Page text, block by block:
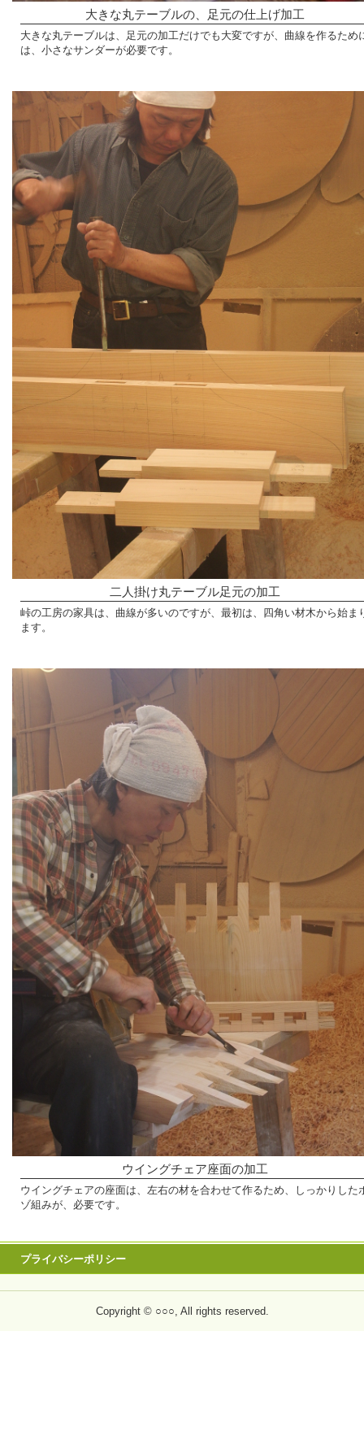
大きな丸テーブルの、足元の仕上げ加工
大きな丸テーブルは、足元の加工だけでも大変ですが、曲線を作るため
は、小さなサンダーが必要です。
二人掛け丸テーブル足元の加工
峠の工房の家具は、曲線が多いのですが、最初は、四角い材木から始ま
ます。
ウイングチェア座面の加工
ウイングチェアの座面は、左右の材を合わせて作るため、しっかりした
ゾ組みが、必要です。
プライバシーポリシー
Copyright © ○○○, All rights reserved.